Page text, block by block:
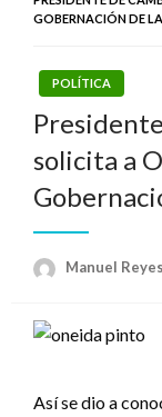
GOBERNACIÓN DE
POLÍTICA
solicita a
Manuel
Así se dio a